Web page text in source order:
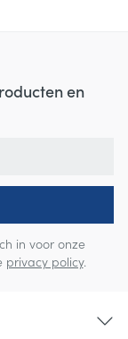
en
in voor onze
privacy policy.